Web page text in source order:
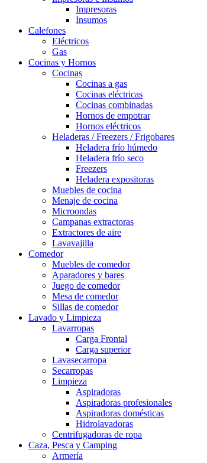
Impresoras
Insumos
Calefones
Eléctricos
Gas
Cocinas y Hornos
Cocinas
Cocinas a gas
Cocinas eléctricas
Cocinas combinadas
Hornos de empotrar
Hornos eléctricos
Heladeras / Freezers / Frigobares
Heladera frío húmedo
Heladera frío seco
Freezers
Heladera expositoras
Muebles de cocina
Menaje de cocina
Microondas
Campanas extractoras
Extractores de aire
Lavavajilla
Comedor
Muebles de comedor
Aparadores y bares
Juego de comedor
Mesa de comedor
Sillas de comedor
Lavado y Limpieza
Lavarropas
Carga Frontal
Carga superior
Lavasecarropa
Secarropas
Limpieza
Aspiradoras
Aspiradoras profesionales
Aspiradoras domésticas
Hidrolavadoras
Centrifugadoras de ropa
Caza, Pesca y Camping
Armería